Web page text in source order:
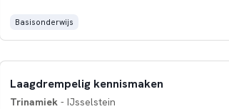
Basisonderwijs
Laagdrempelig kennismaken
Trinamiek- IJsselstein